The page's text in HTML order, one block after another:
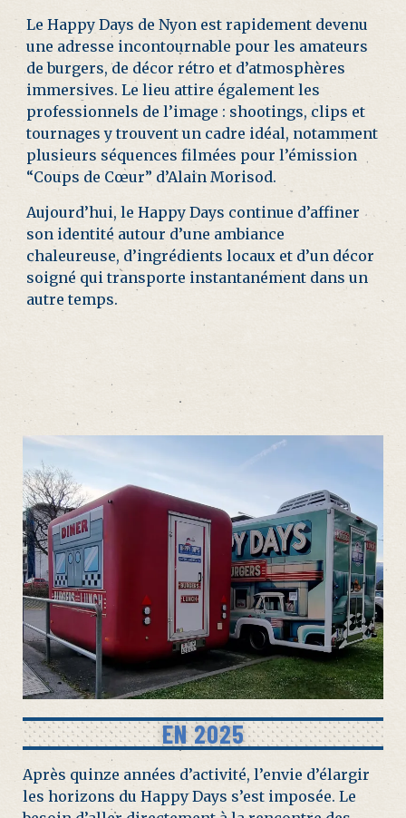
Le Happy Days de Nyon est rapidement devenu
une adresse incontournable pour les amateurs
de burgers, de décor rétro et d’atmosphères
immersives. Le lieu attire également les
professionnels de l’image : shootings, clips et
tournages y trouvent un cadre idéal, notamment
plusieurs séquences filmées pour l’émission
“Coups de Cœur” d’Alain Morisod.
Aujourd’hui, le Happy Days continue d’affiner
son identité autour d’une ambiance
chaleureuse, d’ingrédients locaux et d’un décor
soigné qui transporte instantanément dans un
autre temps.
EN 2025
Après quinze années d’activité, l’envie d’élargir
les horizons du Happy Days s’est imposée. Le